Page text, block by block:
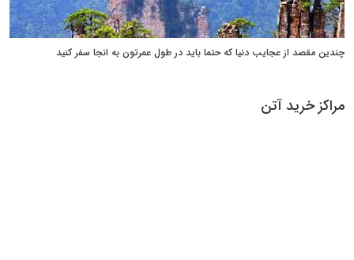
چندین مقصد از عجایب دنیا که حتما باید در طول عمرتون به انجا سفر کنید
مراکز خرید آتن